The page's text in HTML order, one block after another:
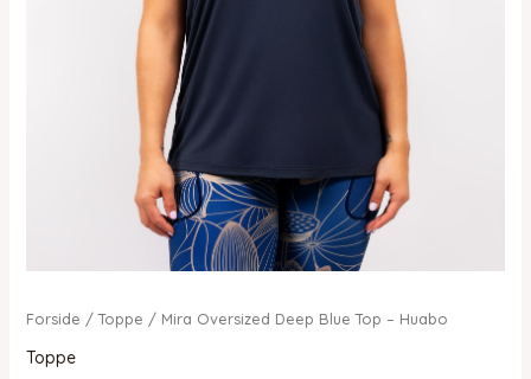
Forside /Toppe / Mira Oversized Deep Blue Top – Huabo
Toppe